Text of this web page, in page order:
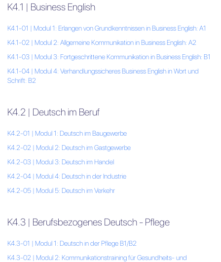
K4.1 | Business English
K4.1-01 | Modul 1: Erlangen von Grundkenntnissen in Business English: A1
K4.1-02 | Modul 2: Allgemeine Kommunikation in Business English: A2
K4.1-03 | Modul 3: Fortgeschrittene Kommunikation in Business English: B1
K4.1-04 | Modul 4: Verhandlungssicheres Business English in Wort und
Schrift: B2
K4.2 | Deutsch im Beruf
K4.2-01 | Modul 1: Deutsch im Baugewerbe
K4.2-02 | Modul 2: Deutsch im Gastgewerbe
K4.2-03 | Modul 3: Deutsch im Handel
K4.2-04 | Modul 4: Deutsch in der Industrie
K4.2-05 | Modul 5: Deutsch im Verkehr
K4.3 | Berufsbezogenes Deutsch - Pflege
K4.3-01 | Modul 1: Deutsch in der Pflege B1/B2
K4.3-02 | Modul 2: Kommunikationstraining für Gesundheits- und